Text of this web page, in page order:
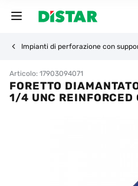
Impianti di perforazione con
Articolo: 17903094071
FORETTO
1/4 UNC REINFORCED